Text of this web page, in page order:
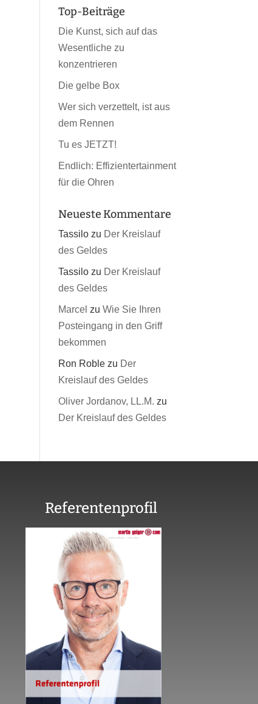
Top-Beiträge
Die Kunst, sich auf das
Wesentliche zu
konzentrieren
Die gelbe Box
Wer sich verzettelt, ist aus
dem Rennen
Tu es JETZT!
Endlich: Effizientertainment
für die Ohren
Neueste Kommentare
Tassilo zu Der Kreislauf
des Geldes
Tassilo zu Der Kreislauf
des Geldes
Marcel zuWie Sie Ihren
Posteingang in den Griff
bekommen
Ron Roble zu Der
Kreislauf des Geldes
Oliver Jordanov, LL.M. zu
Der Kreislauf des Geldes
Referentenprofil